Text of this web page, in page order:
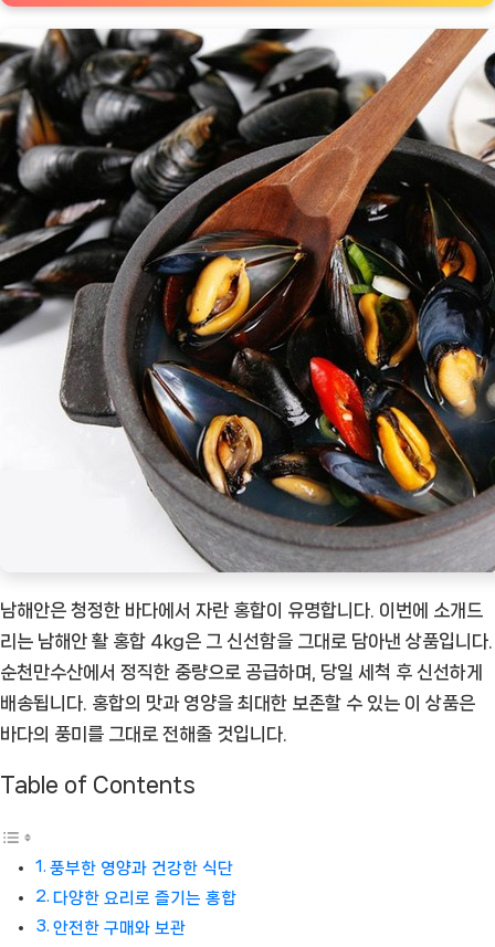
활
홍
합
4kg
ㅣ
추
천
상
품]
남해안은 청정한 바다에서 자란 홍합이 유명합니다. 이번에 소개드
리는 남해안 활 홍합 4kg은 그 신선함을 그대로 담아낸 상품입니다.
순천만수산에서 정직한 중량으로 공급하며, 당일 세척 후 신선하게
배송됩니다. 홍합의 맛과 영양을 최대한 보존할 수 있는 이 상품은
바다의 풍미를 그대로 전해줄 것입니다.
Table of Contents
풍부한 영양과 건강한 식단
다양한 요리로 즐기는 홍합
안전한 구매와 보관